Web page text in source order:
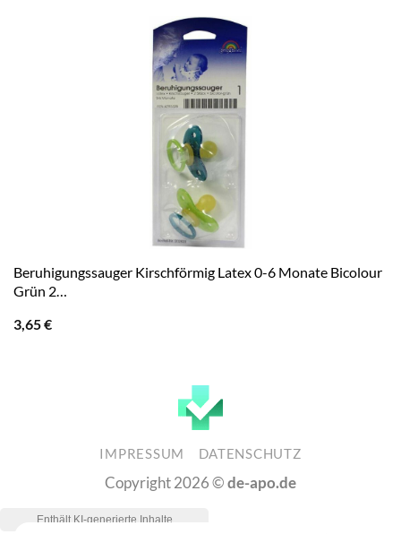
Beruhigungssauger Kirschförmig Latex 0-6 Monate Bicolour
Grün 2…
3,65€
IMPRESSUM DATENSCHUTZ
Copyright 2026 ©de-apo.de